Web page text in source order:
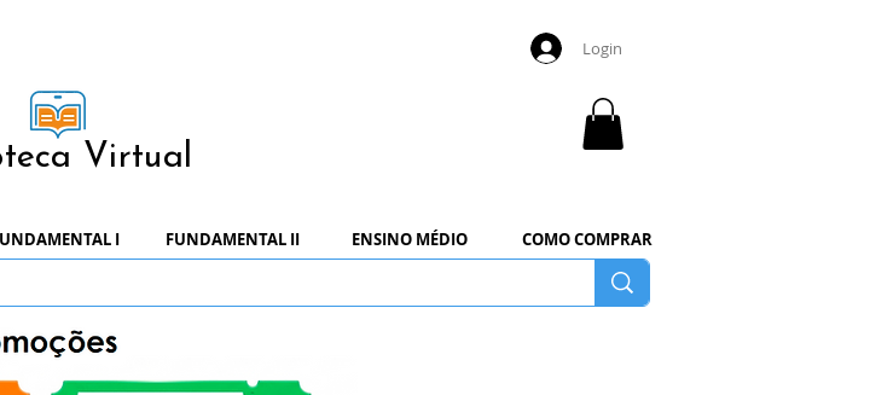
Login
Virtual
I FUNDAMENTAL II ENSINO MÉDIO COMO COMPRAR